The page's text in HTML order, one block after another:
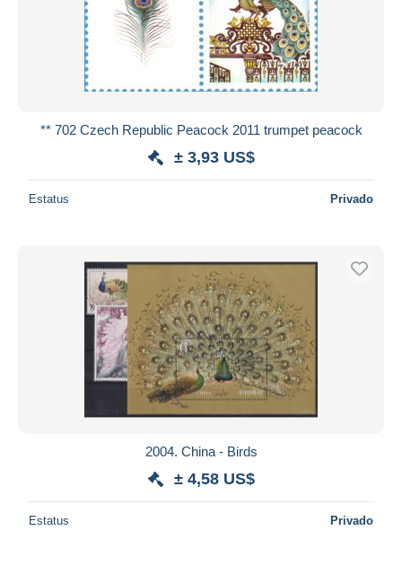
** 702 Czech Republic Peacock 2011 trumpet peacock
± 3,93 US$
Estatus Privado
2004. China - Birds
± 4,58 US$
Estatus Privado